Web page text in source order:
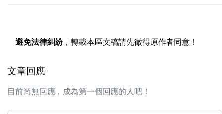
避免法律糾紛，轉載本區文稿請先徵得原作者同意！
文章回應
目前尚無回應，成為第一個回應的人吧！